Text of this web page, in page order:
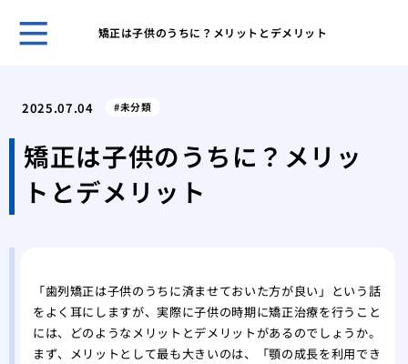
矯正は子供のうちに？メリットとデメリット
美
の詳
2025.07.04 未分類
矯正は子供のうちに？メリッ
トとデメリット
「歯列矯正は子供のうちに済ませておいた方が良い」という話
をよく耳にしますが、実際に子供の時期に矯正治療を行うこと
には、どのようなメリットとデメリットがあるのでしょうか。
まず、メリットとして最も大きいのは、「顎の成長を利用でき